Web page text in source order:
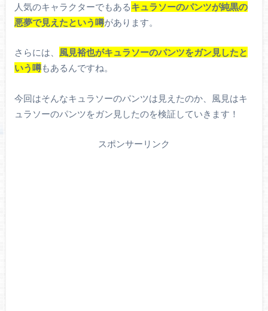
人気のキャラクターでもあるキュラソーのパンツが純黒の
悪夢で見えたという噂があります。
さらには、 風見裕也がキュラソーのパンツをガン見したと
いう噂もあるんですね。
今回はそんなキュラソーのパンツは見えたのか、風見はキ
ュラソーのパンツをガン見したのを検証していきます！
スポンサーリンク